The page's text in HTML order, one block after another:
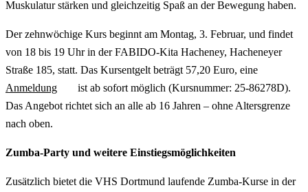
Muskulatur stärken und gleichzeitig Spaß an der Bewegung haben.
Der zehnwöchige Kurs beginnt am Montag, 3. Februar, und findet
von 18 bis 19 Uhr in der FABIDO-Kita Hacheney, Hacheneyer
Straße 185, statt. Das Kursentgelt beträgt 57,20 Euro, eine
Anmeldung
ist ab sofort möglich (Kursnummer: 25-86278D).
Das Angebot richtet sich an alle ab 16 Jahren – ohne Altersgrenze
nach oben.
Zumba-Party und weitere Einstiegsmöglichkeiten
Zusätzlich bietet die VHS Dortmund laufende Zumba-Kurse in der